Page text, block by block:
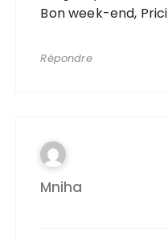
Bon week-end, Prici
Répondre
Mniha